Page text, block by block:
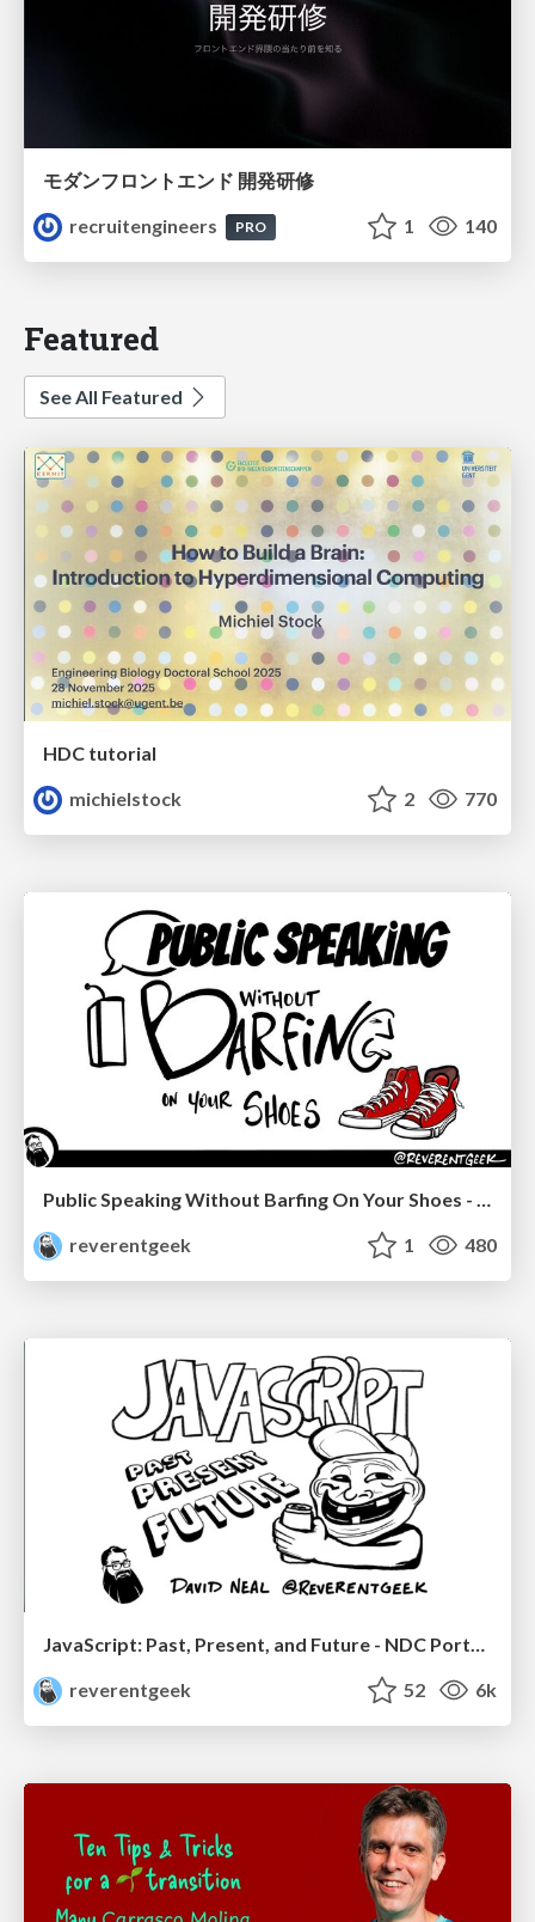
モダンフロントエンド 開発研修
recruitengineers
PRO 1 140
Featured
See All Featured
HDC tutorial
michielstock
2 770
Public Speaking Without Barfing On Your Shoes - THAT 2023
reverentgeek
1 480
JavaScript: Past, Present, and Future - NDC Porto 2020
reverentgeek
52 6k